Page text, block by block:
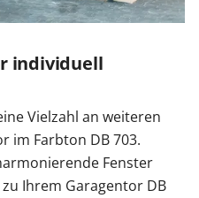
individuell
Vielzahl an weiteren
im Farbton DB 703.
Fenster
Ihrem Garagentor DB